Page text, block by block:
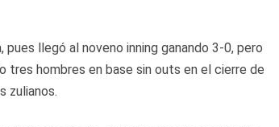
llegó al noveno inning ganando 3-0, pero
tres hombres en base sin outs en el cierre de
zulianos.